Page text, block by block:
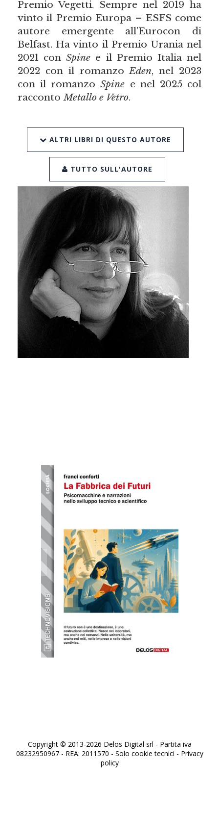
Premio Vegetti. Sempre nel 2019 ha
vinto il Premio Europa – ESFS come
autore emergente all’Eurocon di
Belfast. Ha vinto il Premio Urania nel
2021 conSpine e il Premio Italia nel
2022 con il romanzoEden, nel 2023
con il romanzoSpine e nel 2025 col
raccontoMetallo e Vetro.
ALTRI LIBRI DI QUESTO AUTORE
TUTTO SULL'AUTORE
Copyright © 2013-2026 Delos Digital srl - Partita iva
08232950967 - REA: 2011570 - Solo cookie tecnici - Privacy
policy